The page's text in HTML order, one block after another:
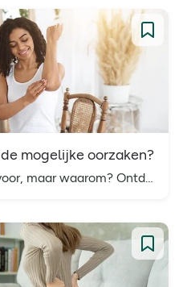
mogelijke oorzaken?
Elleboogpijn komt vaak voor, maar waarom? Ontdek een aantal veelvoorkomende oorzaken en symptomen van elleboogpijn en verlichting van elleboogpijn in ons nieuwste artikel.